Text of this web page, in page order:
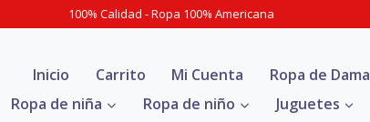
100% Calidad - Ropa 100% Americana
Inicio Carrito Mi Cuenta Ropa de Dama
Ropa de niña
Ropa de niño Juguetes